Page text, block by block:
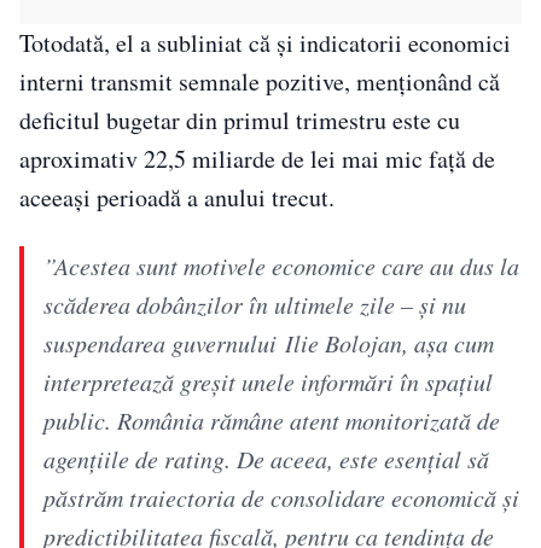
Totodată, el a subliniat că și indicatorii economici
interni transmit semnale pozitive, menționând că
deficitul bugetar din primul trimestru este cu
aproximativ 22,5 miliarde de lei mai mic față de
aceeași perioadă a anului trecut.
”Acestea sunt motivele economice care au dus la
scăderea dobânzilor în ultimele zile – şi nu
suspendarea guvernului Ilie Bolojan, aşa cum
interpretează greşit unele informări în spaţiul
public. România rămâne atent monitorizată de
agenţiile de rating. De aceea, este esenţial să
păstrăm traiectoria de consolidare economică şi
predictibilitatea fiscală, pentru ca tendinţa de